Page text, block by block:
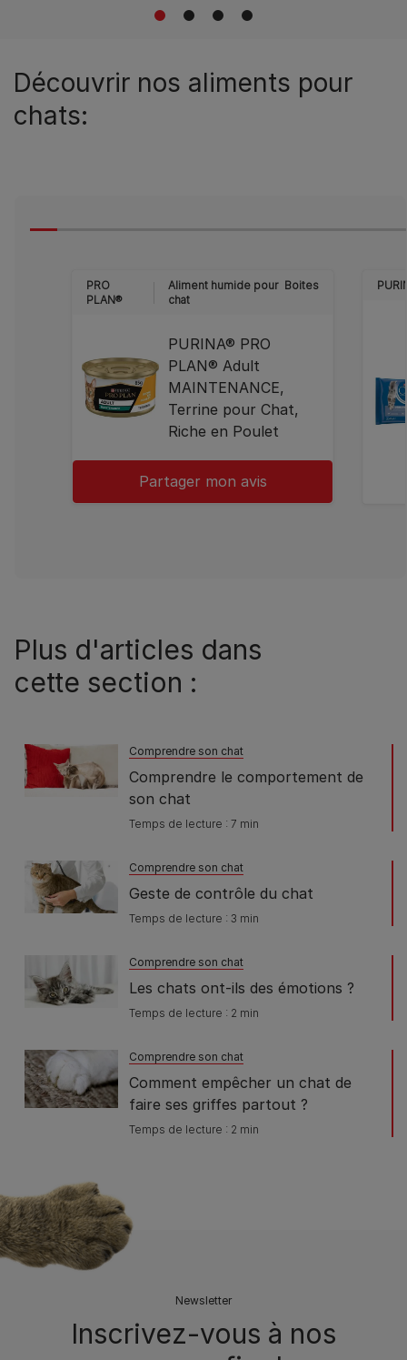
1 2 3 4
Découvrir nos aliments pour
chats:
PRO
PLAN®
Aliment humide pour
chat
Boites
PURINA® PRO
PLAN® Adult
MAINTENANCE,
Terrine pour Chat,
Riche en Poulet
Partager mon avis
Plus d'articles dans
cette section :
Comprendre son chat
Comprendre le comportement de
son chat
Temps de lecture : 7 min
Comprendre son chat
Geste de contrôle du chat
Temps de lecture : 3 min
Comprendre son chat
Les chats ont-ils des émotions ?
Temps de lecture : 2 min
Comprendre son chat
Comment empêcher un chat de
faire ses griffes partout ?
Temps de lecture : 2 min
Newsletter
Inscrivez-vous à nos